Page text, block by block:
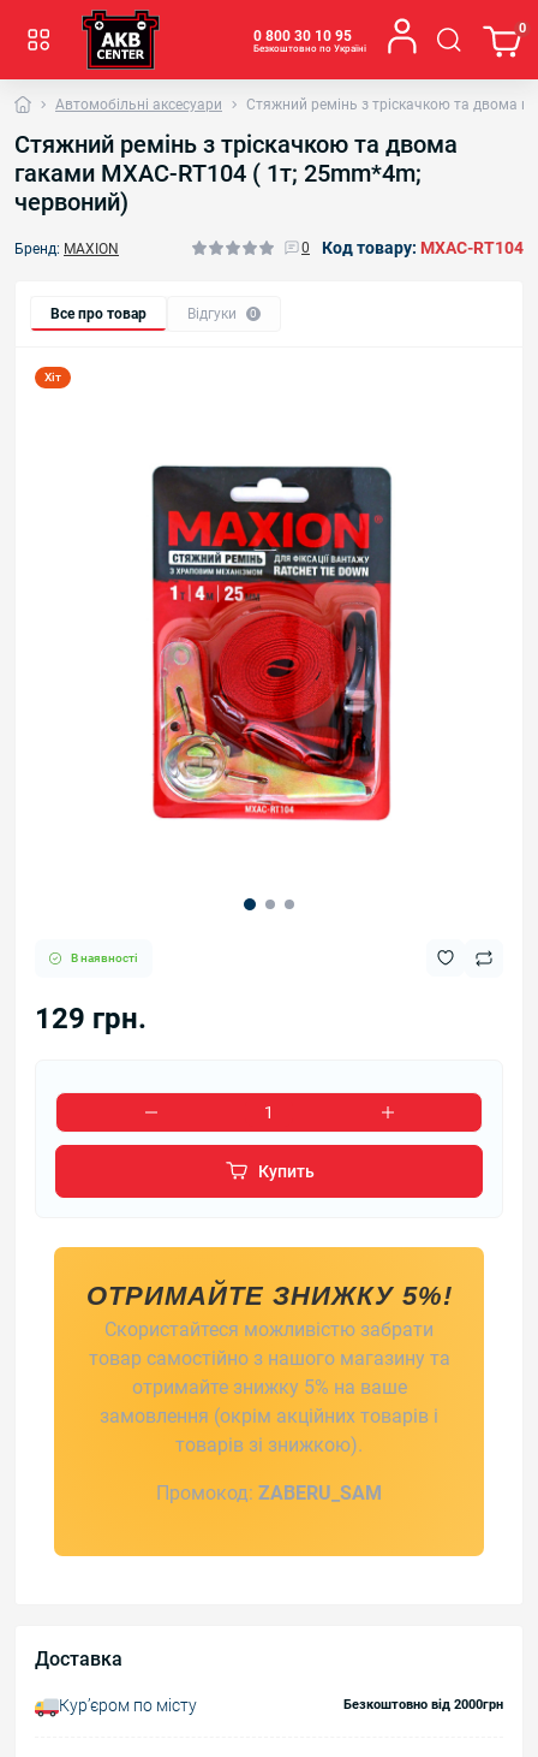
0 800 30 10 95
Безкоштовно по Україні
0
Автомобільні аксесуари Стяжний ремінь з тріскачкою та двома
Стяжний ремінь з тріскачкою та двома
гаками МXAC-RT104 ( 1т; 25mm*4m;
червоний)
Бренд: MAXION 0 Код товару: МXAC-RT104
Все про товар Відгуки 0
Хіт
В наявності
129 грн.
Купить
ОТРИМАЙТЕ ЗНИЖКУ 5%!
Скористайтеся можливістю забрати
товар самостійно з нашого магазину та
отримайте знижку 5% на ваше
замовлення (окрім акційних товарів і
товарів зі знижкою).
Промокод: ZABERU_SAM
Доставка
Курʼєром по місту Безкоштовно від 2000грн